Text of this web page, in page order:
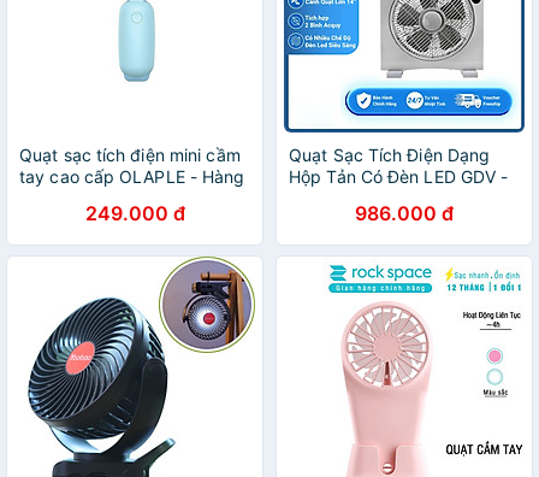
Quạt sạc tích điện mini cầm
tay cao cấp OLAPLE - Hàng
249.000 đ
Quạt Sạc Tích Điện Dạng
Hộp Tản Có Đèn LED GDV -
986.000 đ